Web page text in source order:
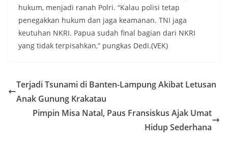
hukum, menjadi ranah Polri. “Kalau polisi tetap
penegakkan hukum dan jaga keamanan. TNI jaga
keutuhan NKRI. Papua sudah final bagian dari NKRI
yang tidak terpisahkan,” pungkas Dedi.(VEK)
Terjadi Tsunami di Banten-Lampung Akibat Letusan
Anak Gunung Krakatau
Pimpin Misa Natal, Paus Fransiskus Ajak Umat
Hidup Sederhana